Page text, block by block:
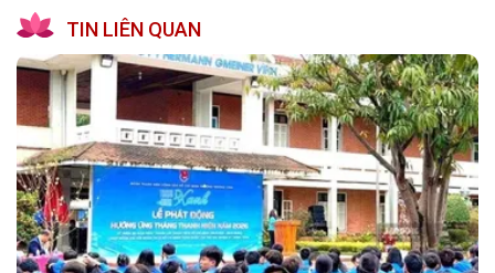
TIN LIÊN QUAN